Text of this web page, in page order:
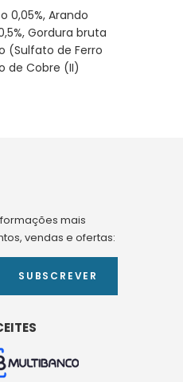
0,05%, Arando
Gordura bruta
(Sulfato de Ferro
de Cobre (II)
mais
vendas e ofertas:
SUBSCREVER